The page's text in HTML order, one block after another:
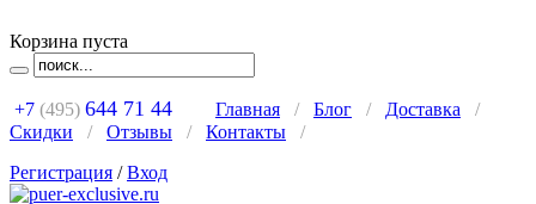
Корзина пуста
+7 (495) 644 71 44 Главная / Блог / Доставка
/
Скидки
/ Отзывы / Контакты
/
Регистрация /Вход